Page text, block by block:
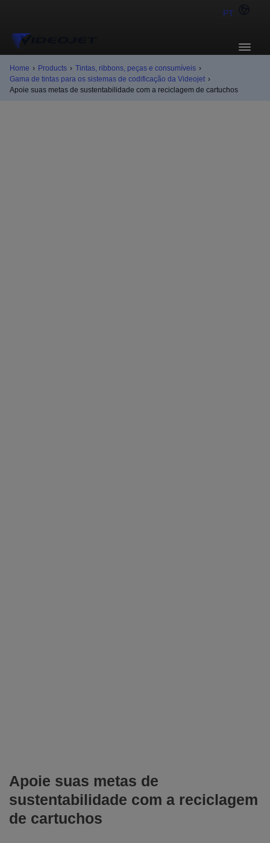
PT
Home › Products › Tintas, ribbons, peças e consumíveis ›
Gama de tintas para os sistemas de codificação da Videojet ›
Apoie suas metas de sustentabilidade com a reciclagem de cartuchos
Apoie suas metas de
sustentabilidade com a reciclagem
de cartuchos